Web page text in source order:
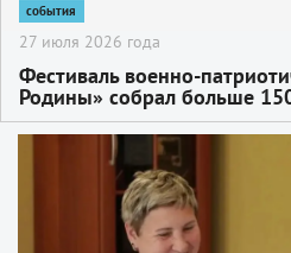
события
27 июля 2026 года
Фестиваль военно-
Родины» собрал больше
действий из разных